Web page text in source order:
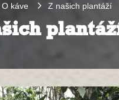
O káve Z našich plantáží